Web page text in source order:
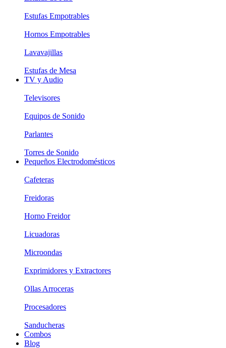
Estufas Empotrables
Hornos Empotrables
Lavavajillas
Estufas de Mesa
TV y Audio
Televisores
Equipos de Sonido
Parlantes
Torres de Sonido
Pequeños Electrodomésticos
Cafeteras
Freidoras
Horno Freidor
Licuadoras
Microondas
Exprimidores y Extractores
Ollas Arroceras
Procesadores
Sanducheras
Combos
Blog